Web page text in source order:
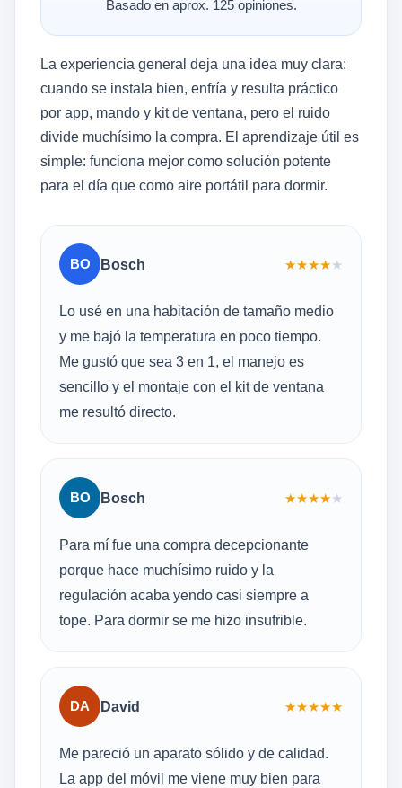
La experiencia general deja una idea muy clara:
cuando se instala bien, enfría y resulta práctico
por app, mando y kit de ventana, pero el ruido
divide muchísimo la compra. El aprendizaje útil es
simple: funciona mejor como solución potente
para el día que como aire portátil para dormir.
Basado en aprox. 125 opiniones.
BO Bosch ★★★★★
Lo usé en una habitación de tamaño medio
y me bajó la temperatura en poco tiempo.
Me gustó que sea 3 en 1, el manejo es
sencillo y el montaje con el kit de ventana
me resultó directo.
BO Bosch ★★★★★
Para mí fue una compra decepcionante
porque hace muchísimo ruido y la
regulación acaba yendo casi siempre a
tope. Para dormir se me hizo insufrible.
DA David ★★★★★
Me pareció un aparato sólido y de calidad.
La app del móvil me viene muy bien para